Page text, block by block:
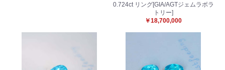
0.724ct リング[GIA/AGTジェムラボラ
トリー]
￥18,700,000